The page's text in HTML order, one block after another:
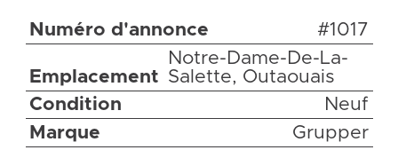
Numéro d'annonce #1017
Emplacement
Notre-Dame-De-La-
Salette, Outaouais
Condition
Neuf
Marque
Grupper